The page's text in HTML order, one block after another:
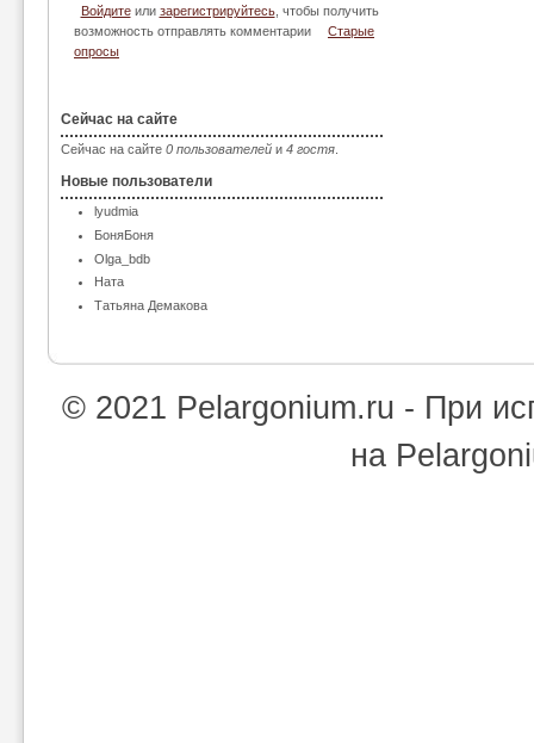
Войдитеили зарегистрируйтесь, чтобы получить
возможность отправлять комментарии
Старые
опросы
Сейчас на сайте
Сейчас на сайте 0 пользователей и 4 гостя
Новые пользователи
lyudmia
БоняБоня
Olga_bdb
Ната
Татьяна Демакова
© 2021 Pelargonium.ru - При
на